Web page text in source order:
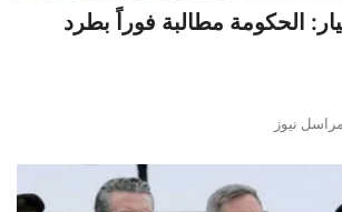
الحكومة مطالبة فوراً بطرد
نيوز